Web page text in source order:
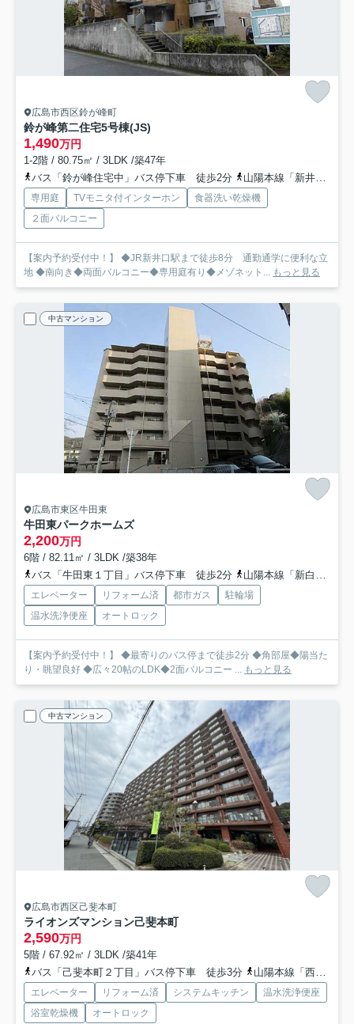
広島市西区鈴が峰町
鈴が峰第二住宅5号棟(JS)
1,490万円
1-2階 / 80.75㎡ / 3LDK /築47年
バス「鈴が峰住宅中」バス停下車 徒歩2分
山陽本線「新井口」駅 徒歩8分
専用庭 TVモニタ付インターホン
食器洗い乾燥機
２面バルコニー
【案内予約受付中！】 ◆JR新井口駅まで徒歩8分 通勤通学に便利な立
地 ◆南向き◆両面バルコニー◆専用庭有り◆メゾネット...
もっと見る
中古マンション
広島市東区牛田東
牛田東パークホームズ
2,200万円
6階 / 82.11㎡ / 3LDK /築38年
バス「牛田東１丁目」バス停下車 徒歩2分
山陽本線「新白島」駅 徒歩24分
エレベーター リフォーム済 都市ガス
駐輪場
温水洗浄便座
オートロック
【案内予約受付中！】 ◆最寄りのバス停まで徒歩2分 ◆角部屋◆陽当た
り・眺望良好 ◆広々20帖のLDK◆2面バルコニー ...
もっと見る
中古マンション
広島市西区己斐本町
ライオンズマンション己斐本町
2,590万円
5階 / 67.92㎡ / 3LDK /築41年
バス「己斐本町２丁目」バス停下車 徒歩3分
山陽本線「西広島」駅 徒歩8分
エレベーター リフォーム済 システムキッチン
温水洗浄便座
浴室乾燥機
オートロック